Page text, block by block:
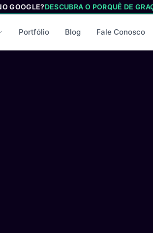
GOOGLE?DESCUBRA O PORQUÊ DE
Portfólio Blog Fale Conosco